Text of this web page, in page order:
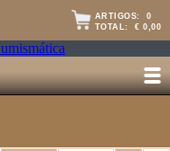
ARTIGOS: 0
TOTAL: € 0,00